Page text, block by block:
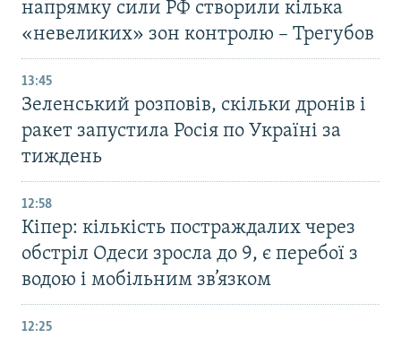
напрямку сили РФ створили кілька
«невеликих» зон контролю – Трегубов
13:45
Зеленський розповів, скільки дронів і
ракет запустила Росія по Україні за
тиждень
12:58
Кіпер: кількість постраждалих через
обстріл Одеси зросла до 9, є перебої з
водою і мобільним зв’язком
12:25